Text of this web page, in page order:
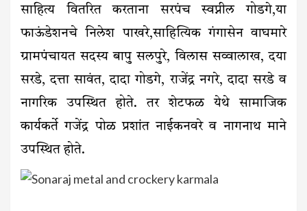
साहित्य वितरित करताना सरपंच स्वप्नील गोडगे,या
फाऊंडेशनचे निलेश पाखरे,साहित्यिक गंगासेन वाघमारे
ग्रामपंचायत सदस्य बापु सलपुरे, विलास सव्वालाख, दया
सरडे, दत्ता सावंत, दादा गोडगे, राजेंद्र नगरे, दादा सरडे व
नागरिक उपस्थित होते. तर शेटफळ येथे सामाजिक
कार्यकर्ते गजेंद्र पोळ प्रशांत नाईकनवरे व नागनाथ माने
उपस्थित होते.